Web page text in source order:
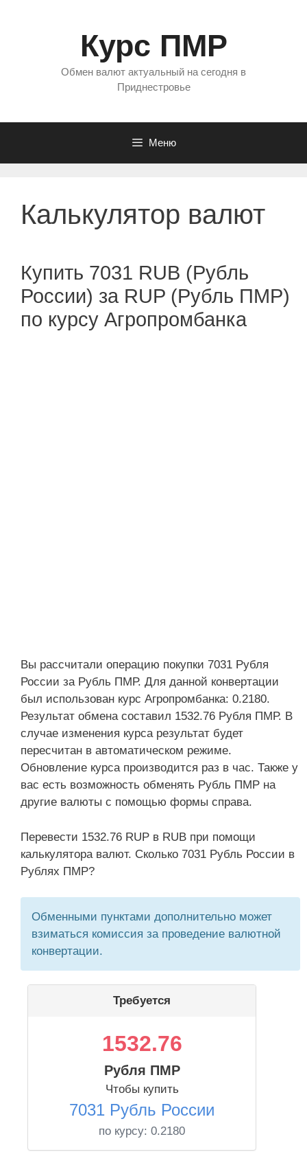
Курс ПМР
Обмен валют актуальный на сегодня в
Приднестровье
Меню
Калькулятор валют
Купить 7031 RUB (Рубль
России) за RUP (Рубль ПМР)
по курсу Агропромбанка
Вы рассчитали операцию покупки 7031 Рубля
России за Рубль ПМР. Для данной конвертации
был использован курс Агропромбанка: 0.2180.
Результат обмена составил 1532.76 Рубля ПМР. В
случае изменения курса результат будет
пересчитан в автоматическом режиме.
Обновление курса производится раз в час. Также у
вас есть возможность обменять Рубль ПМР на
другие валюты с помощью формы справа.
Перевести 1532.76 RUP в RUB при помощи
калькулятора валют. Сколько 7031 Рубль России в
Рублях ПМР?
Обменными пунктами дополнительно может
взиматься комиссия за проведение валютной
конвертации.
Требуется
1532.76
Рубля ПМР
Чтобы купить
7031 Рубль России
по курсу: 0.2180